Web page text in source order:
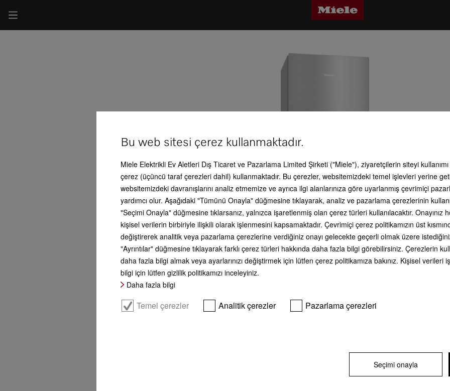
Solo soğutucu-dondurucu kombinasyonu Son derece büyük
Bu web sitesi çerez kullanmaktadır.
Miele Elektrikli Ev Aletleri Dış Ticaret ve Pazarlama Limited Şirketi ("Miele"), ziyaretçilerin siteyi
çerez (üçüncü taraf çerezleri dahil) kullanmaktadır. Bu çerezler, websitemizdeki temel işlevleri yerine
websitemizdeki davranışlarını analiz etmemize ve ayrıca ilgi alanlarınıza göre uyarlanmış çevrimiçi
yardımcı olur. Aşağıdaki "Tümünü Onayla" düğmesine tıklayarak, analiz ve pazarlama çerezlerinin
"Seçimi Onayla" düğmesine tıklarsanız, yalnızca işaretlenmiş olan çerez türleri kullanılacaktır. Onayınız
kişisel verilerin birbiriyle ilişkili olarak işlenmesini kapsamaktadır. Çevrimiçi çerez politikamızın üst
değiştirerek analitik veya pazarlama çerezlerine verdiğiniz onayı gelecekte geçerli olmak üzere
"Ayrıntılar" düğmesine tıklayarak farklı çerez türleri hakkında daha fazla bilgi görebilirsiniz. Çerezlerin
daha fazla bilgi almak veya ayarlarınızı değiştirmek için lütfen çerez politikamıza bakınız. Kişisel verileri
bilgi için lütfen gizlilik politikamızı inceleyiniz.
Daha fazla bilgi
Temel çerezler Analitik çerezler Pazarlama çerezleri
Seçimi onayla